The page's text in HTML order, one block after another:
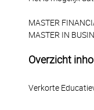
MASTER
MASTER IN
Overzicht
Verkorte